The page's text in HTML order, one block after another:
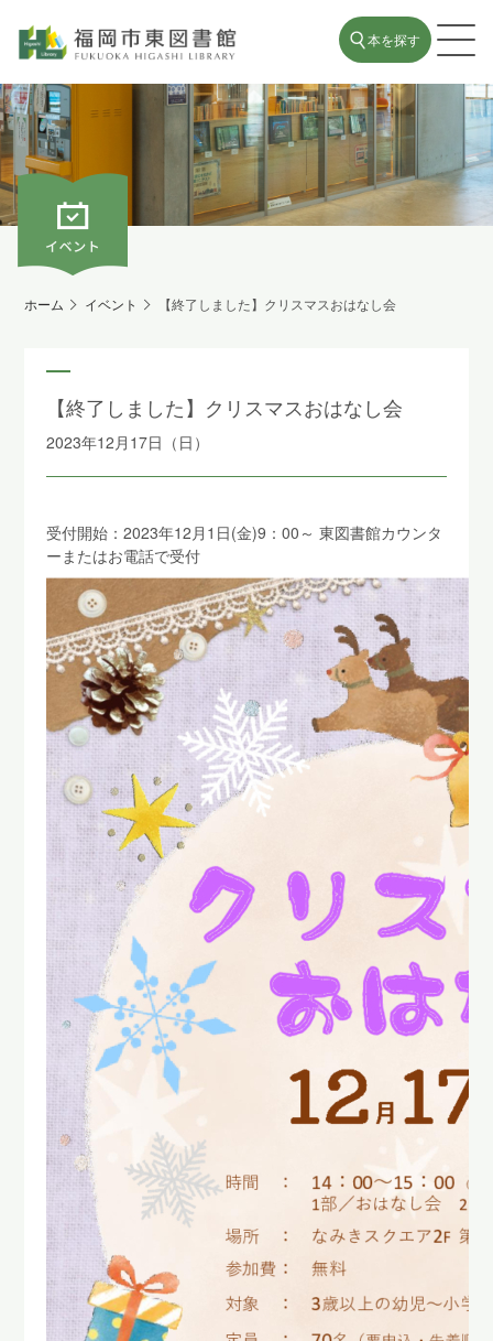
本を探す
ホーム イベント 【終了しました】クリスマスおはなし会
【終了しました】クリスマスおはなし会
2023年12月17日（日）
受付開始：2023年12月1日(金)9：00～ 東図書館カウンタ
ーまたはお電話で受付